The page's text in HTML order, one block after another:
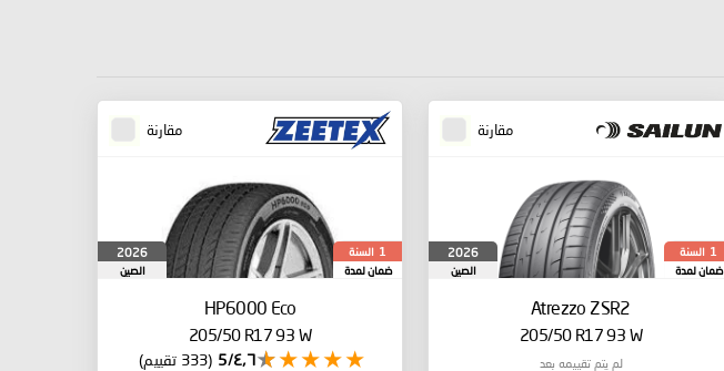
مقارنة
1 السنة
ضمان لمدة
2026
الصين
Atrezzo ZSR2
205/50 R17 93 W
لم يتم تقييمه بعد
مقارنة
1 السنة
ضمان لمدة
2026
الصين
HP6000 Eco
205/50 R17 93 W
٤٫٦/5 (333 تقييم)